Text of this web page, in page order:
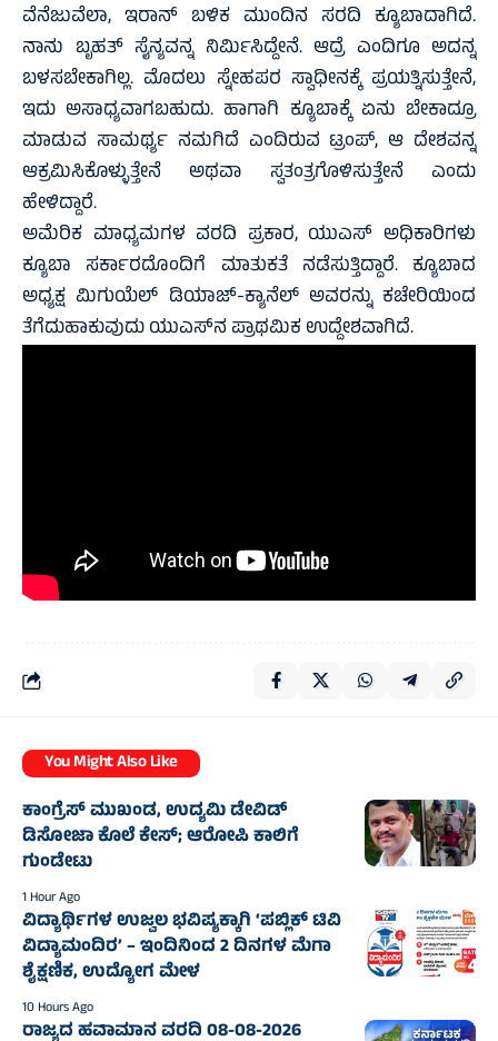
ವೆನೆಜುವೆಲಾ, ಇರಾನ್‌ ಬಳಿಕ ಮುಂದಿನ ಸರದಿ ಕ್ಯೂಬಾದಾಗಿದೆ.
ನಾನು ಬೃಹತ್‌ ಸೈನ್ಯವನ್ನ ನಿರ್ಮಿಸಿದ್ದೇನೆ. ಆದ್ರೆ ಎಂದಿಗೂ ಅದನ್ನ
ಬಳಸಬೇಕಾಗಿಲ್ಲ. ಮೊದಲು ಸ್ನೇಹಪರ ಸ್ವಾಧೀನಕ್ಕೆ ಪ್ರಯತ್ನಿಸುತ್ತೇನೆ,
ಇದು ಅಸಾಧ್ಯವಾಗಬಹುದು. ಹಾಗಾಗಿ ಕ್ಯೂಬಾಕ್ಕೆ ಏನು ಬೇಕಾದ್ರೂ
ಮಾಡುವ ಸಾಮರ್ಥ್ಯ ನಮಗಿದೆ ಎಂದಿರುವ ಟ್ರಂಪ್‌, ಆ ದೇಶವನ್ನ
ಆಕ್ರಮಿಸಿಕೊಳ್ಳುತ್ತೇನೆ ಅಥವಾ ಸ್ವತಂತ್ರಗೊಳಿಸುತ್ತೇನೆ ಎಂದು
ಹೇಳಿದ್ದಾರೆ.
ಅಮೆರಿಕ ಮಾಧ್ಯಮಗಳ ವರದಿ ಪ್ರಕಾರ, ಯುಎಸ್‌ ಅಧಿಕಾರಿಗಳು
ಕ್ಯೂಬಾ ಸರ್ಕಾರದೊಂದಿಗೆ ಮಾತುಕತೆ ನಡೆಸುತ್ತಿದ್ದಾರೆ. ಕ್ಯೂಬಾದ
ಅಧ್ಯಕ್ಷ ಮಿಗುಯೆಲ್ ಡಿಯಾಜ್-ಕ್ಯಾನೆಲ್ ಅವರನ್ನು ಕಚೇರಿಯಿಂದ
ತೆಗೆದುಹಾಕುವುದು ಯುಎಸ್‌ನ ಪ್ರಾಥಮಿಕ ಉದ್ದೇಶವಾಗಿದೆ.
You Might Also Like
ಕಾಂಗ್ರೆಸ್‌ ಮುಖಂಡ, ಉದ್ಯಮಿ ಡೇವಿಡ್‌
ಡಿಸೋಜಾ ಕೊಲೆ ಕೇಸ್;‌ ಆರೋಪಿ ಕಾಲಿಗೆ
ಗುಂಡೇಟು
1 Hour Ago
ವಿದ್ಯಾರ್ಥಿಗಳ ಉಜ್ವಲ ಭವಿಷ್ಯಕ್ಕಾಗಿ ‘ಪಬ್ಲಿಕ್ ಟಿವಿ
ವಿದ್ಯಾಮಂದಿರ’ – ಇಂದಿನಿಂದ 2 ದಿನಗಳ ಮೆಗಾ
ಶೈಕ್ಷಣಿಕ, ಉದ್ಯೋಗ ಮೇಳ
10 Hours Ago
ರಾಜ್ಯದ ಹವಾಮಾನ ವರದಿ 08-08-2026